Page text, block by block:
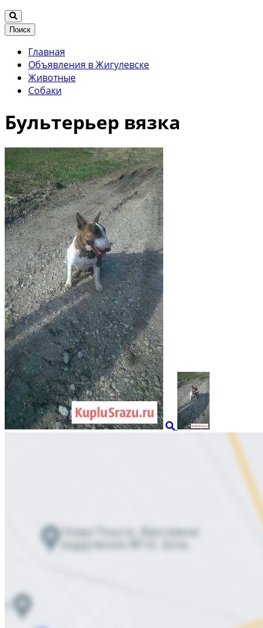
Поиск
Главная
Объявления в Жигулевске
Животные
Собаки
Бультерьер вязка